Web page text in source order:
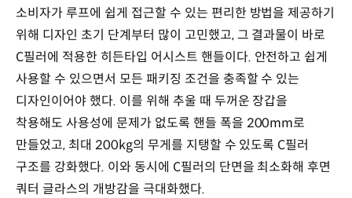
소비자가 루프에 쉽게 접근할 수 있는 편리한 방법을 제공하기
위해 디자인 초기 단계부터 많이 고민했고, 그 결과물이 바로
C필러에 적용한 히든타입 어시스트 핸들이다. 안전하고 쉽게
사용할 수 있으면서 모든 패키징 조건을 충족할 수 있는
디자인이어야 했다. 이를 위해 추울 때 두꺼운 장갑을
착용해도 사용성에 문제가 없도록 핸들 폭을 200mm로
만들었고, 최대 200kg의 무게를 지탱할 수 있도록 C필러
구조를 강화했다. 이와 동시에 C필러의 단면을 최소화해 후면
쿼터 글라스의 개방감을 극대화했다.